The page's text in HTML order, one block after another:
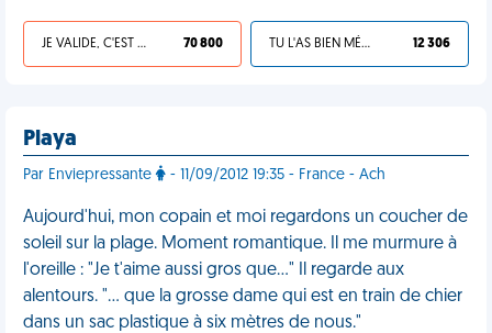
JE VALIDE, C'EST UNE VDM 70 800 TU L'AS BIEN MÉRITÉ 12 306
Playa
Par Enviepressante - 11/09/2012 19:35 - France - Ach
Aujourd'hui, mon copain et moi regardons un coucher de
soleil sur la plage. Moment romantique. Il me murmure à
l'oreille : "Je t'aime aussi gros que..." Il regarde aux
alentours. "... que la grosse dame qui est en train de chier
dans un sac plastique à six mètres de nous."